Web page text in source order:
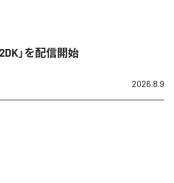
」を配信開始
2026.8.9